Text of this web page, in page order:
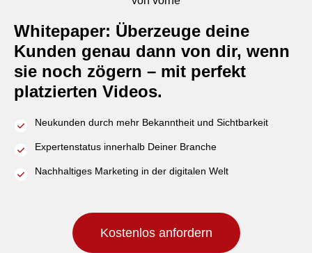
Whitepaper: Überzeuge deine
Kunden genau dann von dir, wenn
sie noch zögern – mit perfekt
platzierten Videos.
Neukunden durch mehr Bekanntheit und Sichtbarkeit
Expertenstatus innerhalb Deiner Branche
Nachhaltiges Marketing in der digitalen Welt
Kostenlos anfordern